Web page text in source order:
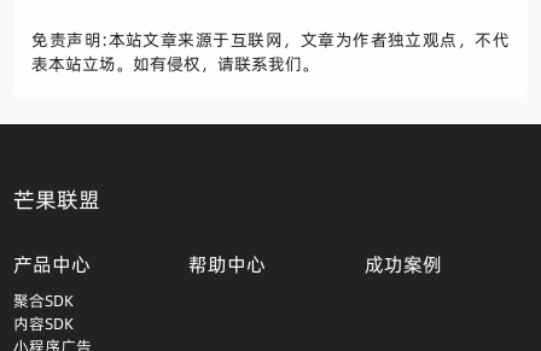
免责声明:本站文章来源于互联网，文章为作者独立观点，不代
表本站立场。如有侵权，请联系我们。
芒果联盟
产品中心
聚合SDK
内容SDK
小程序广告
帮助中心 成功案例